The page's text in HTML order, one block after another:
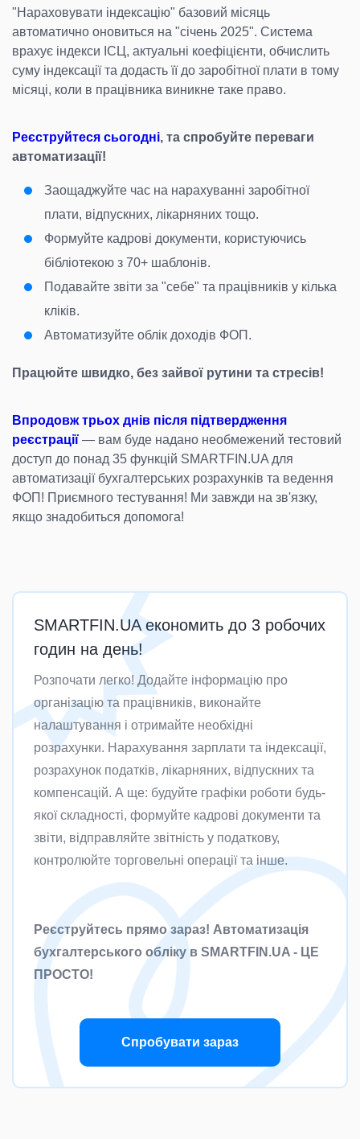
"Нараховувати індексацію" базовий місяць
автоматично оновиться на "січень 2025". Система
врахує індекси ІСЦ, актуальні коефіцієнти, обчислить
суму індексації та додасть її до заробітної плати в тому
місяці, коли в працівника виникне таке право.
Реєструйтеся сьогодні, та спробуйте переваги
автоматизації!
Заощаджуйте час на нарахуванні заробітної
плати, відпускних, лікарняних тощо.
Формуйте кадрові документи, користуючись
бібліотекою з 70+ шаблонів.
Подавайте звіти за "себе" та працівників у кілька
кліків.
Автоматизуйте облік доходів ФОП.
Працюйте швидко, без зайвої рутини та стресів!
Впродовж трьох днів після підтвердження
реєстрації — вам буде надано необмежений тестовий
доступ до понад 35 функцій SMARTFIN.UA для
автоматизації бухгалтерських розрахунків та ведення
ФОП! Приємного тестування! Ми завжди на зв'язку,
якщо знадобиться допомога!
SMARTFIN.UA економить до 3 робочих
годин на день!
Розпочати легко! Додайте інформацію про
організацію та працівників, виконайте
налаштування і отримайте необхідні
розрахунки. Нарахування зарплати та індексації,
розрахунок податків, лікарняних, відпускних та
компенсацій. А ще: будуйте графіки роботи будь-
якої складності, формуйте кадрові документи та
звіти, відправляйте звітність у податкову,
контролюйте торговельні операції та інше.
Реєструйтесь прямо зараз! Автоматизація
бухгалтерського обліку в SMARTFIN.UA - ЦЕ
ПРОСТО!
Спробувати зараз